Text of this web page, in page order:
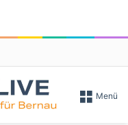
Menü